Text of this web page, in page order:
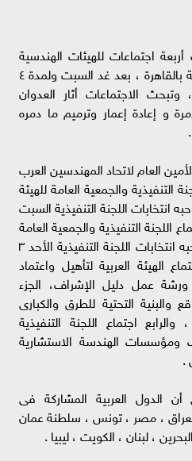
اجتماعات للهيئات الهندسية
المتخصصة بمقر الأمانة العامة بالقاهرة ، بعد غد السبت ولمدة ٤
٥ ديسمبر ، وتبحث الاجتماعات أثار العدوان
و إعادة إعمار وترميم ما دمره
العام لاتحاد المهندسين العرب
التنفيذية والجمعية العامة للهيئة
انتخابات اللجنة التنفيذية السبت
اللجنة التنفيذية والجمعية العامة
لهيئة المعماريين العرب ويصاحبه انتخابات اللجنة التنفيذية الأحد ٣
الهيئة العربية لتأهيل واعتماد
عمل دليل الإشراف، الجزء
التحتية للطرق والكبارى
٤ ديسمبر ، والرابع اجتماع اللجنة التنفيذية
ومؤسسات الهندسة الاستشارية
أن الدول العربية المشاركة فى
، مصر ، تونس ، سلطنة عمان
، لبنان ، الكويت ، ليبيا .